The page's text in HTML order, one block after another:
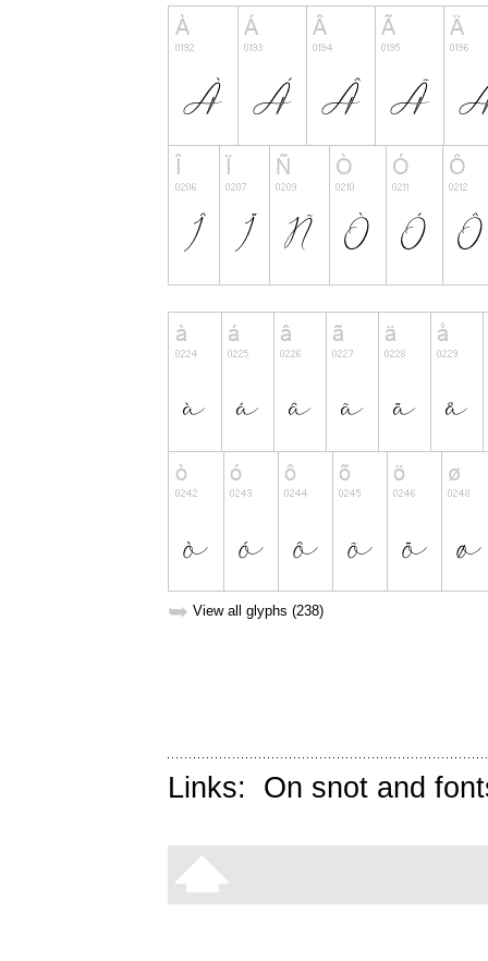
➥ View all glyphs (238)
Links: On snot and